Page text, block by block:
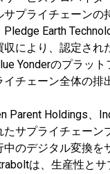
プライチェーンの
Earth
により、認定され
Yonderのプラッ
チェーン全体の排
Parent Holdings、
たサプライチェーン
のデジタル変換を
は、生産性と